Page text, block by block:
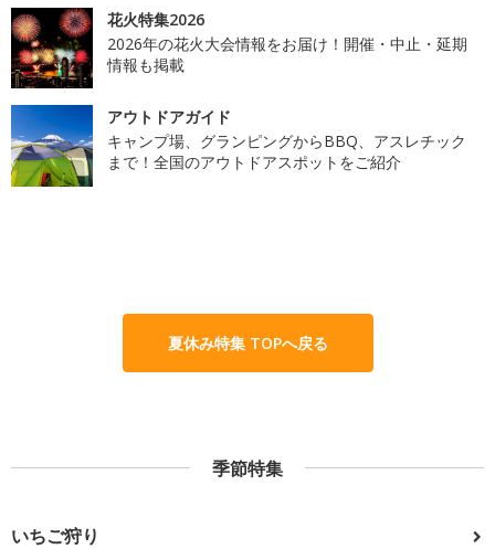
花火特集2026
2026年の花火大会情報をお届け！開催・中止・延期
情報も掲載
アウトドアガイド
キャンプ場、グランピングからBBQ、アスレチック
まで！全国のアウトドアスポットをご紹介
夏休み特集 TOPへ戻る
季節特集
いちご狩り